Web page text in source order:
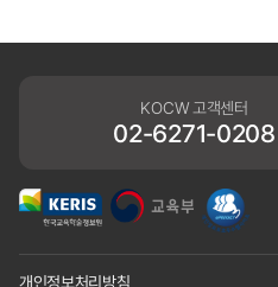
KOCW 고객센터
02-6271-0208
개인정보처리방침